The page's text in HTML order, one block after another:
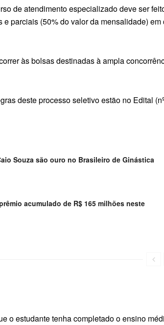
de atendimento especializado deve ser
parciais (50% do valor da mensalidade)
às bolsas destinadas à ampla
deste processo seletivo estão no Edital
Souza são ouro no Brasileiro de Ginástica
acumulado de R$ 165 milhões neste
o estudante tenha completado o ensino